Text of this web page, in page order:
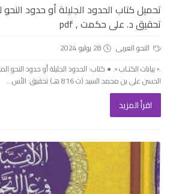
تحميل كتاب الحدود الجليلة أو حدود
تحقيق د. على حكمت , pdf
النحو العربى
28 يوليو 2024
.▫️ بيانات الكتـاب ▫️. ● كتاب: الحدود الجليلة أو حدود النحو
الحسن على بن محمد السيد (ت 816 هـ) تحقيق: الأس...
اقرأ المزيد